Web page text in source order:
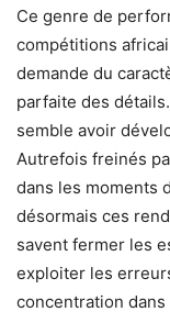
Ce genre de
compétitions
demande du
parfaite des
semble avoir
Autrefois freinés
dans les moments
désormais ces
savent fermer les
exploiter les
concentration